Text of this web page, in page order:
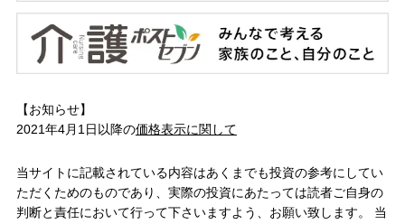
【お知らせ】
2021年4月1日以降の価格表示に関して
当サイトに記載されている内容はあくまでも投資の参考にしてい
ただくためのものであり、実際の投資にあたっては読者ご自身の
判断と責任において行って下さいますよう、お願い致します。 当